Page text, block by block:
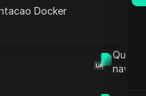
Qual é
Docker